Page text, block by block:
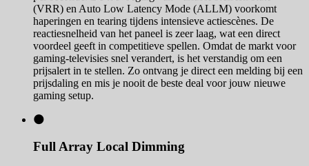
(VRR) en Auto Low Latency Mode (ALLM) voorkomt
haperingen en tearing tijdens intensieve actiescènes. De
reactiesnelheid van het paneel is zeer laag, wat een direct
voordeel geeft in competitieve spellen. Omdat de markt voor
gaming-televisies snel verandert, is het verstandig om een
prijsalert in te stellen. Zo ontvang je direct een melding bij een
prijsdaling en mis je nooit de beste deal voor jouw nieuwe
gaming setup.
🌑
Full Array Local Dimming